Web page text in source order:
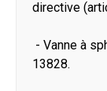
directive
- Vanne à
13828.